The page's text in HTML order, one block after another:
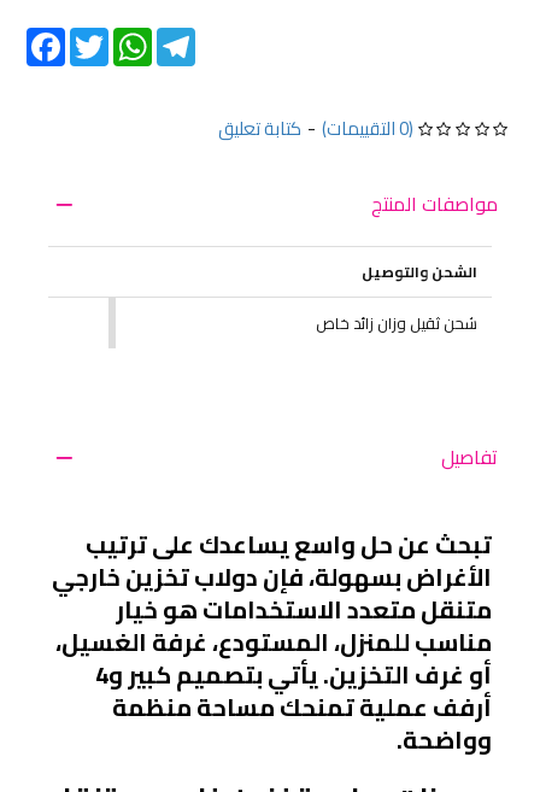
(0 التقييمات) - كتابة تعليق
Twitter
WhatsAppTelegram
مواصفات المنتج
الشحن والتوصيل
شحن ثقيل وزان زائد خاص
تفاصيل
وواضحة.